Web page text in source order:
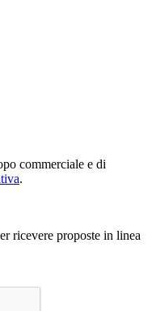
commerciale e di
.
ricevere proposte in linea